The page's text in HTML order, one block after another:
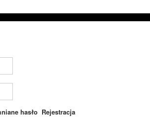
hasło Rejestracja